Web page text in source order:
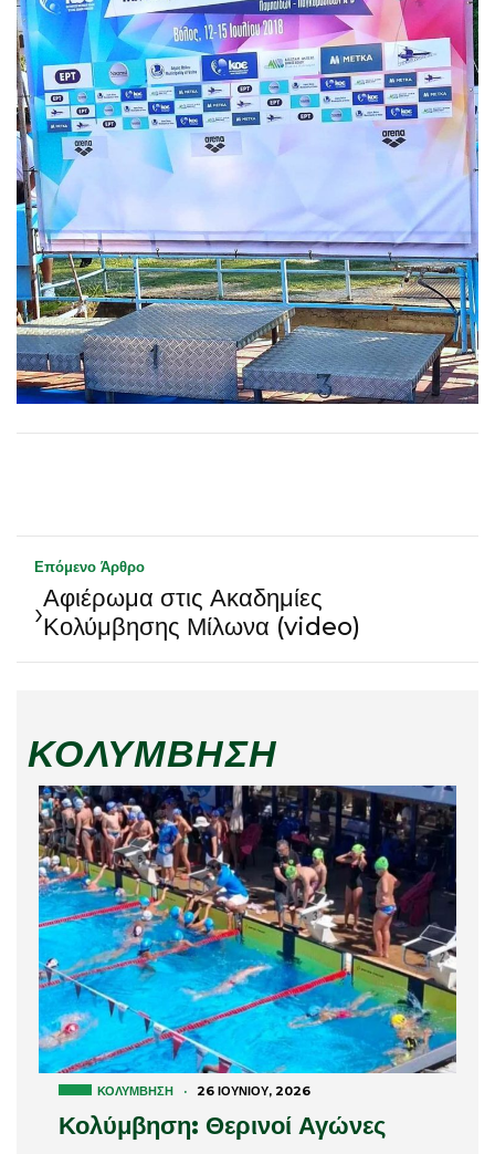
Επόμενο Άρθρο
›Αφιέρωμα στις Ακαδημίες
Κολύμβησης Μίλωνα (video)
ΚΟΛΎΜΒΗΣΗ
ΚΟΛΎΜΒΗΣΗ · 26 ΙΟΥΝΊΟΥ, 2026
Κολύμβηση: Θερινοί Αγώνες